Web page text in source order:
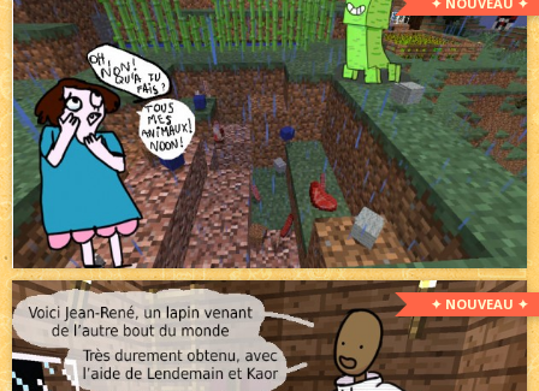
✦ NOUVEAU ✦